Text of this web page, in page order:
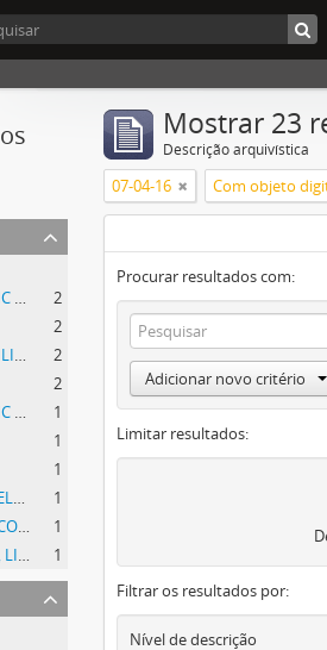
INTERNATIONAL GENERAL ELECTRIC COMPANY, INCORPORATED
2
2
NAAMLOOZE VENNOOTSCHAP PHILIPS GLOEILAMPENFABRIEKEN
2
2
INTERNATIONAL GENERAL ELECTRIC COMPANY, INCORPORATED
1
1
1
THE CONNECTICUT TELEPHONE & ELETRIC COMPANY INCORPORATED
1
MARCONIS WIRELESS TELEGRAPH COMPANY, LIMITED
1
MARCONIS TELEGRAPH COMPANY, LIMITED
1
Mostrar 23
Descrição arquivística
07-04-16 Com objeto
Procurar resultados com:
Adicionar novo critério
Limitar resultados:
Filtrar os resultados por:
Nível de descrição